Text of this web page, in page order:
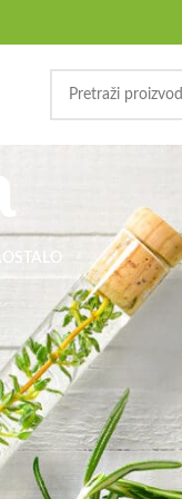
OSTALO